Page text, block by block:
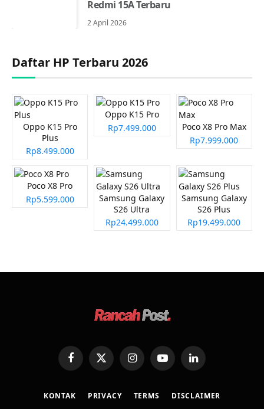
Redmi 15A Terbaru
2 April 2026
Daftar HP Terbaru 2026
Oppo K15 Pro
Plus
Rp8.499.000
Oppo K15 Pro
Rp7.499.000
Poco X8 Pro Max
Rp7.999.000
Poco X8 Pro
Rp5.599.000
Samsung Galaxy
S26 Ultra
Rp24.499.000
Samsung Galaxy
S26 Plus
Rp19.499.000
FacebookX
(Twitter)
InstagramYouTubeLinkedIn
KONTAK PRIVACY TERMS DISCLAIMER